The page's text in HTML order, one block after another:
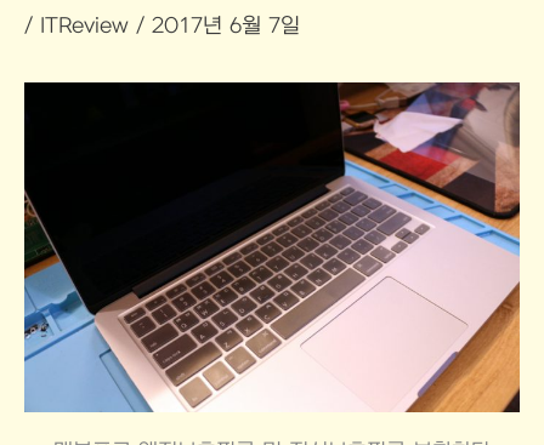
/ ITReview / 2017년 6월 7일